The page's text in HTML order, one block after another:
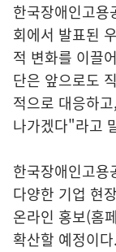
한국장애인고
회에서 발표된
적 변화를 이끌
단은 앞으로도
적으로 대응하
나가겠다"라고
한국장애인고
다양한 기업 현
온라인 홍보(홈
확산할 예정이다.